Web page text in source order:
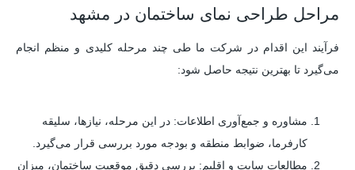
مراحل طراحی نمای ساختمان در مشهد
فرآیند این اقدام در شرکت ما طی چند مرحله کلیدی و منظم انجام
می‌گیرد تا بهترین نتیجه حاصل شود:
مشاوره و جمع‌آوری اطلاعات: در این مرحله، نیازها، سلیقه
کارفرما، ضوابط منطقه و بودجه مورد بررسی قرار می‌گیرد.
مطالعات سایت و اقلیم: بررسی دقیق موقعیت ساختمان، میزان